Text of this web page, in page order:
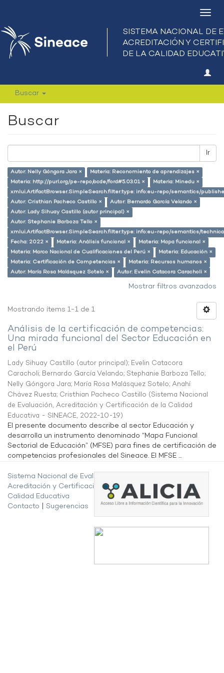
Buscar
Buscar
Ir
Autor: Nelly Góngora Jara ×
Materia: Reconomiento de aprendizajes ×
Materia: http://purl.org/pe-repo/ocde/ford#5.03.01 ×
Materia: Minedu ×
xmlui.ArtifactBrowser.SimpleSearch.filter.type: info:eu-repo/semantics/
Autor: Cristhian Pacheco Castillo ×
Autor: Bernardo García Velando ×
Autor: Lady Sihuay Castillo (autor principal) ×
Autor: Stephanie Barboza Tello ×
xmlui.ArtifactBrowser.SimpleSearch.filter.type: info:eu-repo/semantics/
Fecha: 2022 ×
Materia: Análisis funcional ×
Materia: Mapa funcional ×
Materia: Marco Nacional de Cualificaciones del Perú ×
Materia: Educación ×
Materia: Certificación de Competencias ×
Materia: Recursos humanos ×
Autor: María Rosa Malásquez Sotelo ×
Autor: Evelin Catacora Caracholi ×
Mostrar filtros avanzados
Mostrando ítems 1-1 de 1
Análisis de la certificación de competencias:
Una mirada funcional del Sector Educación en
el Perú
Lady Sihuay Castillo (autor principal); Evelin Catacora
Caracholi; Bernardo García Velando; Stephanie Barboza Tello;
Nelly Góngora Jara; María Rosa Malásquez Sotelo; Anahí
Chávez Ruesta; Cristhian Pacheco Castillo (Sistema Nacional
de Evaluación, Acreditación y Certificación de la Calidad
Educativa - SINEACE, 2022-10-19)
El presente documento describe al sector Educación y
desarrolla un instrumento denominado “Mapa Funcional
Sectorial de Educación” (MFSE) para fines de certificación de
competencias profesionales del Sineace. El MFSE ...
Sistema Nacional de Evaluación,
Acreditación y Certificación de la
Calidad Educativa
Contacto
Sugerencias